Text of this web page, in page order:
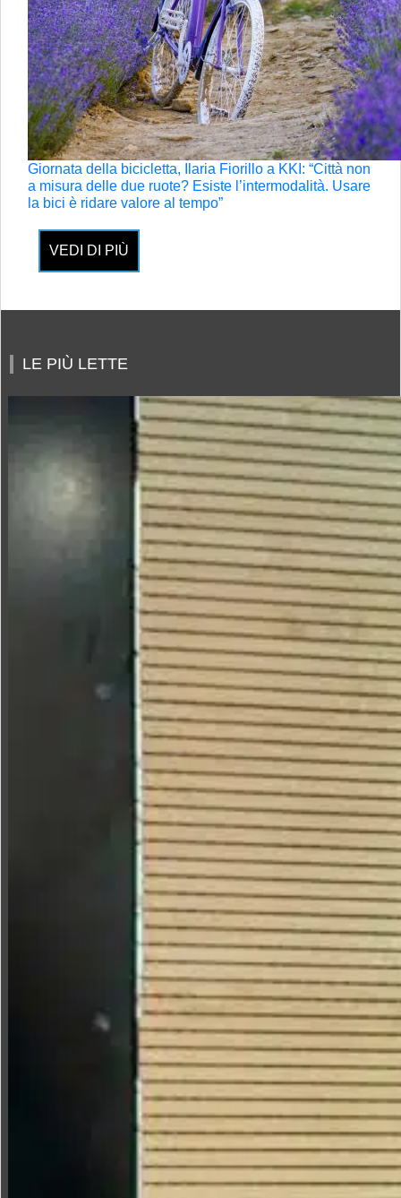
Giornata della bicicletta, Ilaria Fiorillo a KKI: “Città non
a misura delle due ruote? Esiste l’intermodalità. Usare
la bici è ridare valore al tempo”
VEDI DI PIÙ
LE PIÙ LETTE